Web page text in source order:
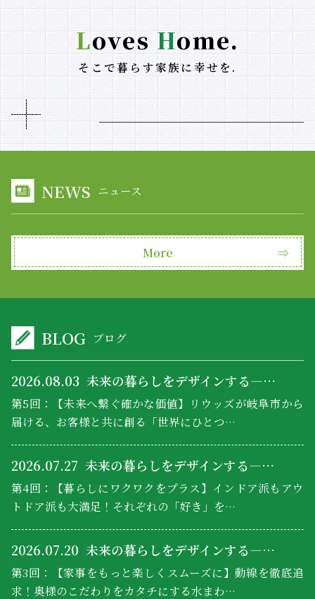
Loves Home.
そこで暮らす家族に幸せを.
NEWS ニュース
More ⇒
BLOG ブログ
2026.08.03 未来の暮らしをデザインする―…
第5回：【未来へ繋ぐ確かな価値】リウッズが岐阜市から
届ける、お客様と共に創る「世界にひとつ…
2026.07.27 未来の暮らしをデザインする―…
第4回：【暮らしにワクワクをプラス】インドア派もアウ
トドア派も大満足！それぞれの「好き」を…
2026.07.20 未来の暮らしをデザインする―…
第3回：【家事をもっと楽しくスムーズに】動線を徹底追
求！奥様のこだわりをカタチにする水まわ…